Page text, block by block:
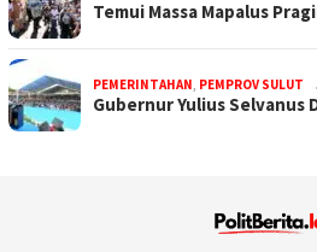
Temui Massa Mapalus
PEMERINTAHAN PEMPROV SULUT
Gubernur Yulius Selvanus